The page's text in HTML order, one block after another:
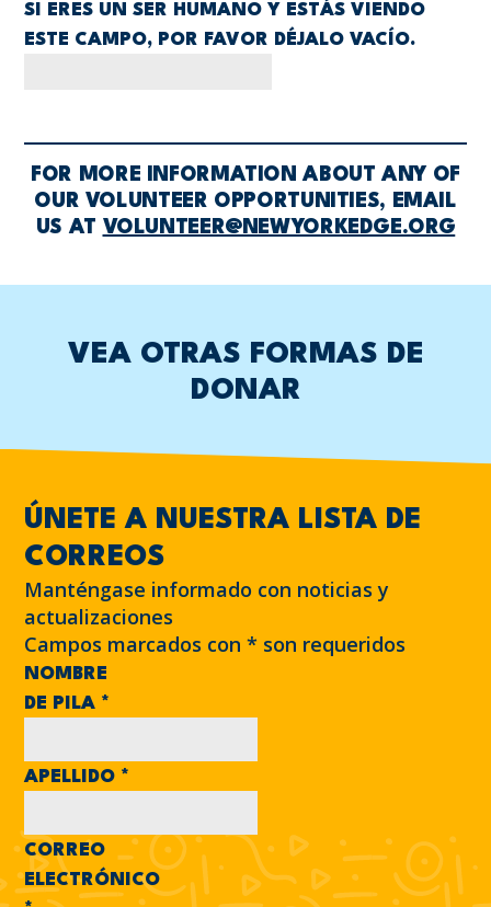
SI ERES UN SER HUMANO Y ESTÁS VIENDO
ESTE CAMPO, POR FAVOR DÉJALO VACÍO.
FOR MORE INFORMATION ABOUT ANY OF
OUR VOLUNTEER OPPORTUNITIES, EMAIL
US AT VOLUNTEER@NEWYORKEDGE.ORG
VEA OTRAS FORMAS DE
DONAR
ÚNETE A NUESTRA LISTA DE
CORREOS
Manténgase informado con noticias y
actualizaciones
Campos marcados con* son requeridos
NOMBRE
DE PILA *
APELLIDO *
CORREO
ELECTRÓNICO